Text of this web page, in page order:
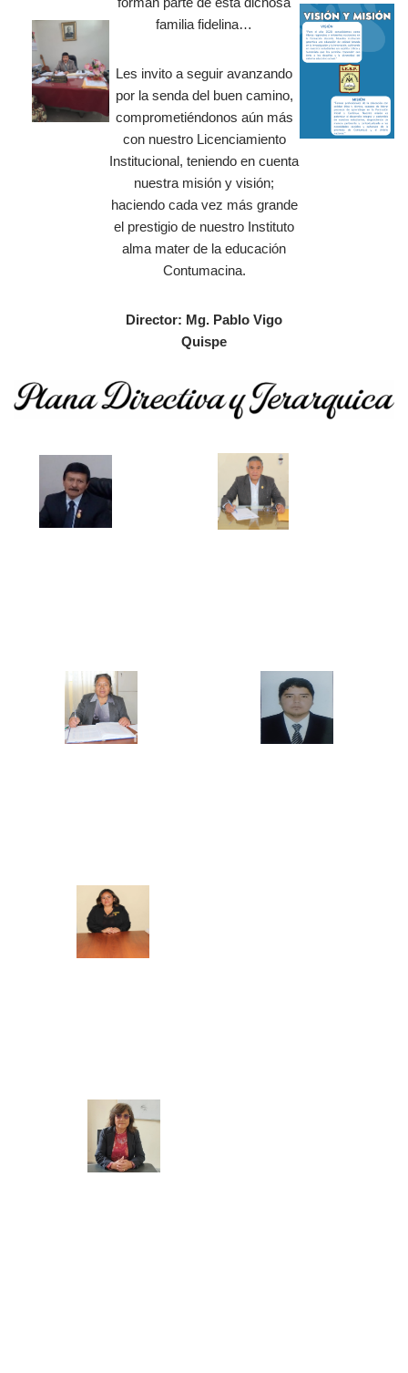
familia fidelina…
Les invito a seguir avanzando
por la senda del buen camino,
comprometiéndonos aún más
con nuestro Licenciamiento
Institucional, teniendo en cuenta
nuestra misión y visión;
haciendo cada vez más grande
el prestigio de nuestro Instituto
alma mater de la educación
Contumacina.
Director: Mg. Pablo Vigo
Quispe